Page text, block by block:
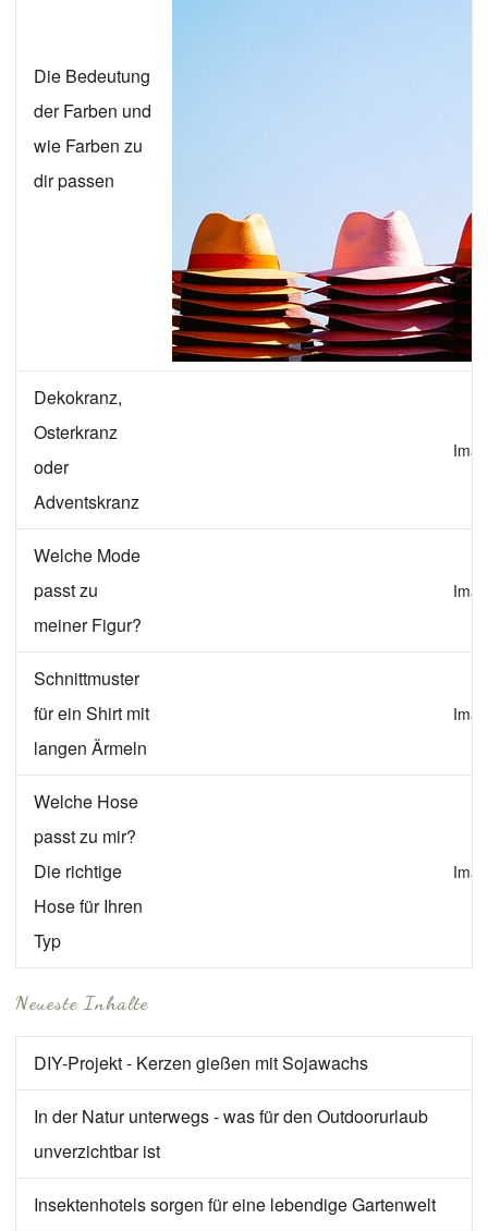
Die Bedeutung
der Farben und
wie Farben zu
dir passen
Dekokranz,
Osterkranz
oder
Adventskranz
Welche Mode
passt zu
meiner Figur?
Schnittmuster
für ein Shirt mit
langen Ärmeln
Welche Hose
passt zu mir?
Die richtige
Hose für Ihren
Typ
Neueste Inhalte
DIY-Projekt - Kerzen gießen mit Sojawachs
In der Natur unterwegs - was für den Outdoorurlaub
unverzichtbar ist
Insektenhotels sorgen für eine lebendige Gartenwelt